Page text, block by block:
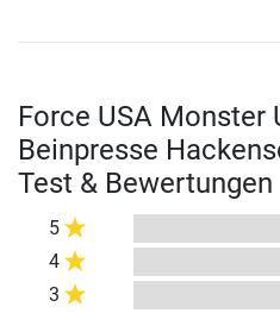
Force USA Monster
Beinpresse
Test & Bewertungen
5
4
3